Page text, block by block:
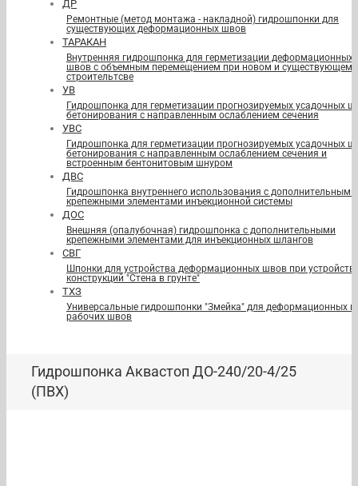
ДР
Ремонтные (метод монтажа - накладной) гидрошпонки для
существующих деформационных швов
ТАРАКАН
Внутренняя гидрошпонка для герметизации деформационных
швов с объемным перемещением при новом и существующем
строительтсве
УВ
Гидрошпонка для герметизации прогнозируемых усадочных
бетонирования с направленным ослаблением сечения
УВС
Гидрошпонка для герметизации прогнозируемых усадочных
бетонирования с направленным ослаблением сечения и
встроенным бентонитовым шнуром
ДВС
Гидрошпонка внутреннего использования с дополнительными
крепежными элементами инъекционной системы
ДОС
Внешняя (опалубочная) гидрошпонка с дополнительными
крепежными элементами для инъекционных шлангов
СВГ
Шпонки для устройства деформационных швов при
конструкций "Стена в грунте"
ТХЗ
Универсальные гидрошпонки "Змейка" для деформационных и
рабочих швов
Гидрошпонка Аквастоп ДО-240/20-4/25
(ПВХ)